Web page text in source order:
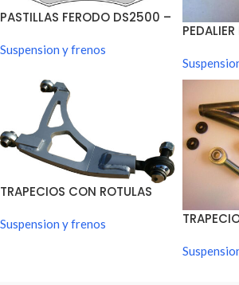
PASTILLAS FERODO DS2500 –
Suspension y frenos
TRAPECIOS CON ROTULAS
RALLYE…
Suspension y frenos